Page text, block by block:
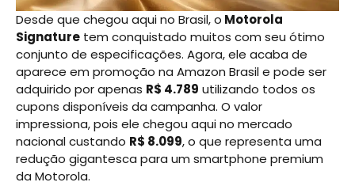
Desde que chegou aqui no Brasil, o Motorola
Signature tem conquistado muitos com seu ótimo
conjunto de especificações. Agora, ele acaba de
aparece em promoção na Amazon Brasil e pode ser
adquirido por apenas R$ 4.789 utilizando todos os
cupons disponíveis da campanha. O valor
impressiona, pois ele chegou aqui no mercado
nacional custando R$ 8.099, o que representa uma
redução gigantesca para um smartphone premium
da Motorola.